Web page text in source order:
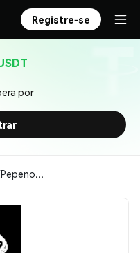
Registre-se
por
PEPENOMICS (Pepenomics)